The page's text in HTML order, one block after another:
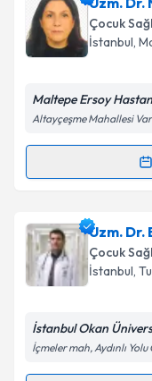
talebi oluşturun.
için bir takvim
bilgilendireceğiz.
Kişisel
kapsamda
Çocuk
İstanbul,
Maltepe Ersoy
Altayçeşme Mahallesi
Randevu
Uzm. Dr.
oluşturun. Size
takvim
Uzm. Dr.
Çocuk
İstanbul,
İstanbul Okan
İçmeler mah, Aydınlı